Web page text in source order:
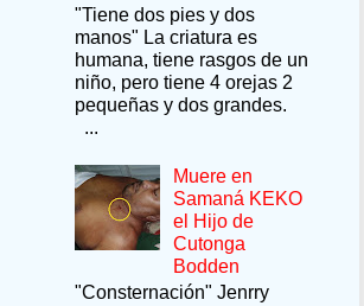
"Tiene dos pies y dos
manos" La criatura es
humana, tiene rasgos de un
niño, pero tiene 4 orejas 2
pequeñas y dos grandes.
...
Muere en
Samaná KEKO
el Hijo de
Cutonga
Bodden
"Consternación" Jenrry